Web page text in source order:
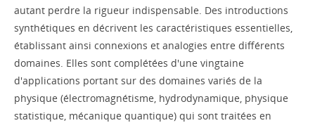
autant perdre la rigueur indispensable. Des introductions
synthétiques en décrivent les caractéristiques essentielles,
établissant ainsi connexions et analogies entre différents
domaines. Elles sont complétées d'une vingtaine
d'applications portant sur des domaines variés de la
physique (électromagnétisme, hydrodynamique, physique
statistique, mécanique quantique) qui sont traitées en